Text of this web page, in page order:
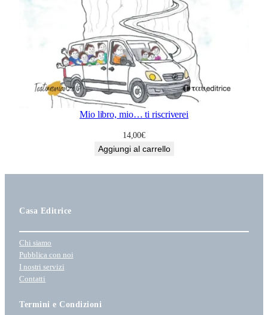
Mio libro, mio… ti riscriverei
14,00€
Aggiungi al carrello
Casa Editrice
Chi siamo
Pubblica con noi
I nostri servizi
Contatti
Termini e Condizioni